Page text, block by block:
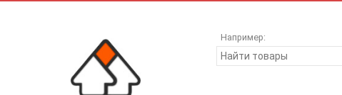
Например: